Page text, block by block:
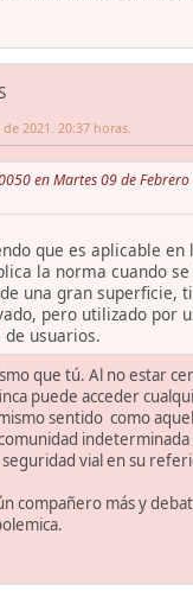
2021. 20:37 horas.
en Martes 09 de
que es aplicable
la norma cuando
una gran superficie,
pero utilizado por
usuarios.
que tú. Al no estar
puede acceder
sentido como
vial en su
compañero más y